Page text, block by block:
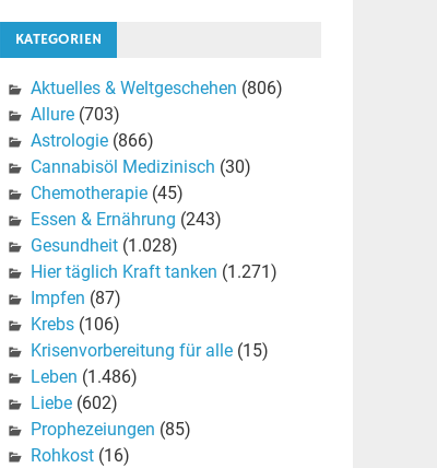
KATEGORIEN
Aktuelles & Weltgeschehen (806)
Allure(703)
Astrologie(866)
Cannabisöl Medizinisch (30)
Chemotherapie(45)
Essen & Ernährung (243)
Gesundheit(1.028)
Hier täglich Kraft tanken (1.271)
Impfen (87)
Krebs(106)
Krisenvorbereitung für alle(15)
Leben (1.486)
Liebe(602)
Prophezeiungen (85)
Rohkost(16)